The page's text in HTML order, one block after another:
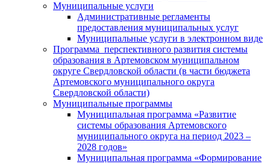
Муниципальные услуги
Административные регламенты
предоставления муниципальных услуг
Муниципальные услуги в электронном виде
Программа перспективного развития системы
образования в Артемовском муниципальном
округе Свердловской области (в части бюджета
Артемовского муниципального округа
Свердловской области)
Муниципальные программы
Муниципальная программа «Развитие
системы образования Артемовского
муниципального округа на период 2023 –
2028 годов»
Муниципальная программа «Формирование